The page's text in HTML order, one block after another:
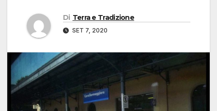
Di Terra e Tradizione
SET 7, 2020